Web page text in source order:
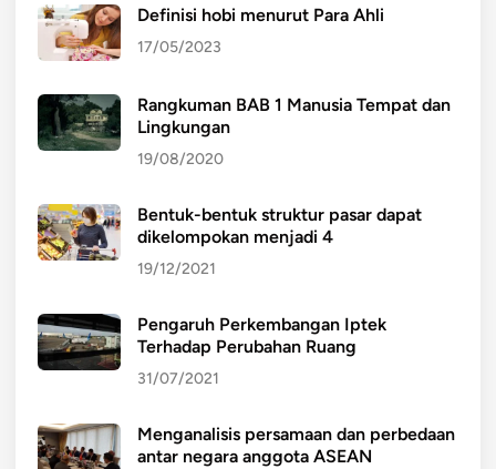
Definisi hobi menurut Para Ahli
17/05/2023
Rangkuman BAB 1 Manusia Tempat dan
Lingkungan
19/08/2020
Bentuk-bentuk struktur pasar dapat
dikelompokan menjadi 4
19/12/2021
Pengaruh Perkembangan Iptek
Terhadap Perubahan Ruang
31/07/2021
Menganalisis persamaan dan perbedaan
antar negara anggota ASEAN